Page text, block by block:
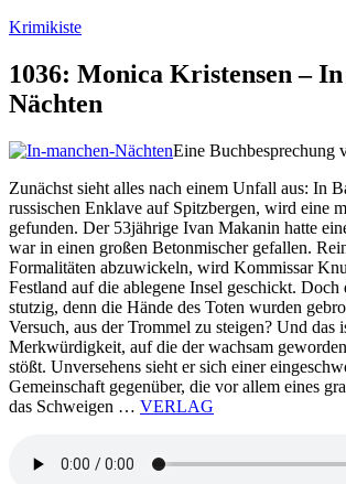
Zum
springen
Krimikiste
1036: Monica Kristensen –
Nächten
Eine Buchbesprechung
Zunächst sieht alles nach einem Unfall aus: In
russischen Enklave auf Spitzbergen, wird eine
gefunden. Der 53jährige Ivan Makanin hatte
war in einen großen Betonmischer gefallen.
Formalitäten abzuwickeln, wird Kommissar
Festland auf die ablegene Insel geschickt.
stutzig, denn die Hände des Toten wurden
Versuch, aus der Trommel zu steigen? Und das
Merkwürdigkeit, auf die der wachsam
stößt. Unversehens sieht er sich einer
Gemeinschaft gegenüber, die vor allem eines
das Schweigen … VERLAG